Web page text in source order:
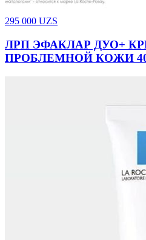
295 000 UZS
ЛРП ЭФАКЛАР ДУО+
ПРОБЛЕМНОЙ КОЖИ